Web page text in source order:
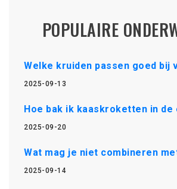
POPULAIRE
Welke kruiden passen goed bij
2025-09-13
Hoe bak ik kaaskroketten in de
2025-09-20
Wat mag je niet combineren
2025-09-14